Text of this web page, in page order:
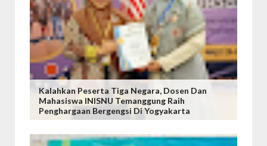
Kalahkan Peserta Tiga Negara, Dosen Dan
Mahasiswa INISNU Temanggung Raih
Penghargaan Bergengsi Di Yogyakarta